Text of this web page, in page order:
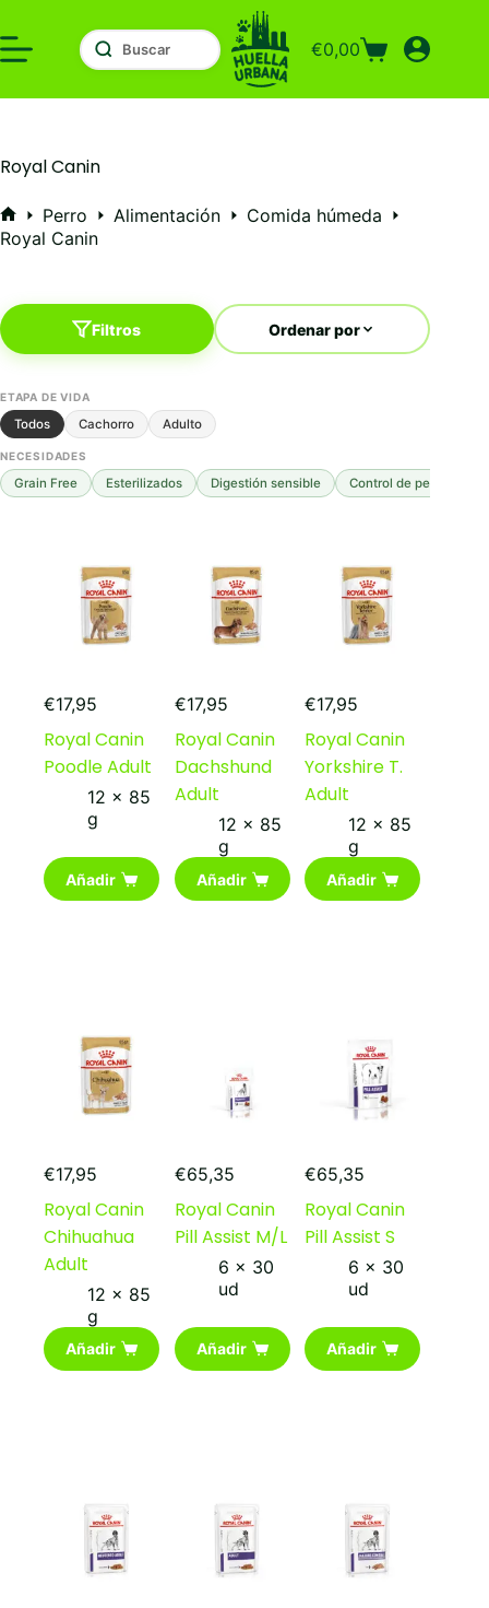
al
contenido
Carro
compra
€0,00
Royal Canin
Inicio
Perro Alimentación
Comida húmeda
Royal Canin
Filtros Ordenar por
ETAPA DE VIDA
Todos Cachorro Adulto
NECESIDADES
Grain Free Esterilizados Digestión sensible Control de peso
€17,95
Royal Canin
Poodle Adult
12 x 85
g
Añadir
€17,95
Royal Canin
Dachshund
Adult
12 x 85
g
Añadir
€17,95
Royal Canin
Yorkshire T.
Adult
12 x 85
g
Añadir
€17,95
Royal Canin
Chihuahua
Adult
12 x 85
g
Añadir
€65,35
Royal Canin
Pill Assist M/L
6 x 30
ud
Añadir
€65,35
Royal Canin
Pill Assist S
6 x 30
ud
Añadir